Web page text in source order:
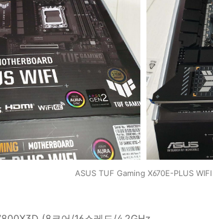
ASUS TUF Gaming X670E-PLUS WIFI